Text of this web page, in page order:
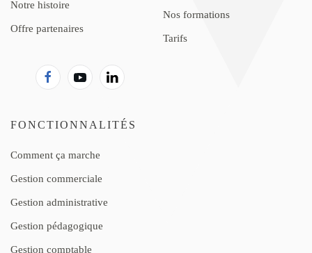
Notre histoire
Offre partenaires
Nos formations
Tarifs
FONCTIONNALITÉS
Comment ça marche
Gestion commerciale
Gestion administrative
Gestion pédagogique
Gestion comptable